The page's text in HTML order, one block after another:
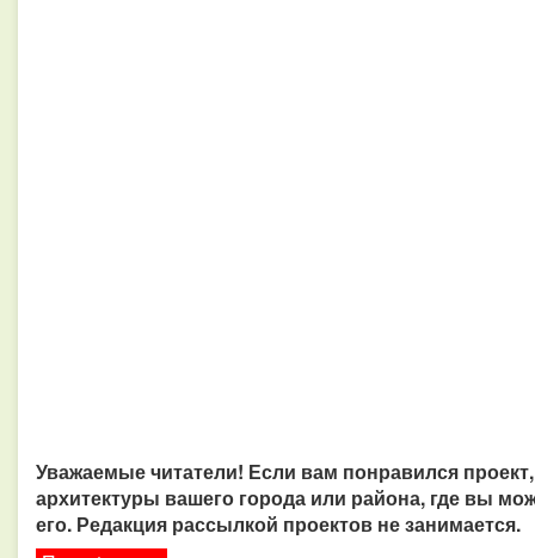
Уважаемые читатели! Если вам понравился
архитектуры вашего города или района, где вы
его. Редакция рассылкой проектов не занимается.